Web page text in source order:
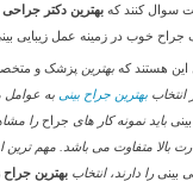
سوال کنند کهبهترین دکتر جراحی
جراح خوب در زمینه عمل زیبایی
این هستند کهبهترین پزشک و
انتخاببهترین جراح بینی به عوامل
باید نمونه کار های جراح را
بالا متفاوت می باشد. مهم ترین
بینیرا دارند، انتخاببهترین جراح